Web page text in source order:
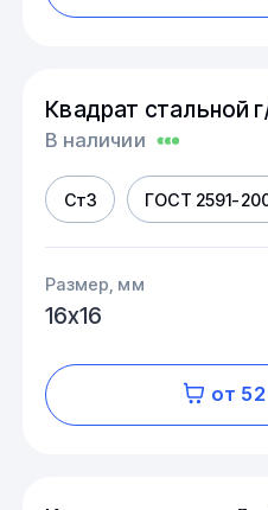
Квадрат стальной
В наличии
Ст3 ГОСТ 2591-
Размер, мм
16х16
от